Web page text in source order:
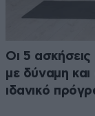
Οι 5 ασκήσεις
με δύναμη
ιδανικό